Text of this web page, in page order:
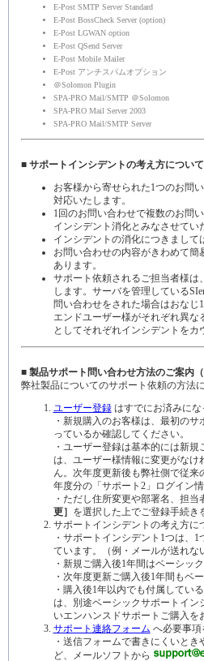
E-Post SMTP Server Standard
E-Post BossCheck Server (option)
E-Post LGWAN option
E-Post QSend Server
E-Post Mobile Mailer
E-Post アンチスパムオプション
＠Solomon Plugin
SPA-PRO Mail/SMTP ＠Solomon
SPA-PRO Mail Server 2003
SPA-PRO Mail/SMTP Server
■ サポートインシデントの考え方について
お客様から寄せられた1つのお問
対応いたします。
1回のお問い合わせで複数のお問
インシデント消化とみなさせてい
インシデントの消化につきまし
お問い合わせの内容がきわめて
あります。
サポート依頼されるご担当者様
します。サーバを管理している
問い合わせをされた場合はおなじ
エンドユーザー様がそれぞれ異
としてそれぞれインシデントを
■ 製品サポート問い合わせ方法のご案内（
弊社製品についてのサポート依頼の方法
ユーザー登録はすでにお済みにな
・新規購入のお客様は、最初の
っているか確認してください。
・ユーザー登録は基本的には新
は、ユーザー様情報に変更がな
ん。次年度更新後も弊社側で従
年度分の「サポート2」ログイン
・ただし住所変更や部署名、担当
更］ を選択した上でご登録手続き
サポートインシデントの考え方に
・サポートインシデント1つは、
ています。（例・メールが送れな
・新規ご購入後1年間はベーシッ
・次年度更新ご購入後1年間もベ
・購入後1年以内でも付属してい
は、別途ベーシックサポートイ
いエンハンスドサポートご購入を
サポート連絡フォーム へ必要事項
・送信フォームで書きにくいと
ど、メールソフトから